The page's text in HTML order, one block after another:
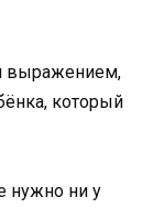
выражением,
который
нужно ни у